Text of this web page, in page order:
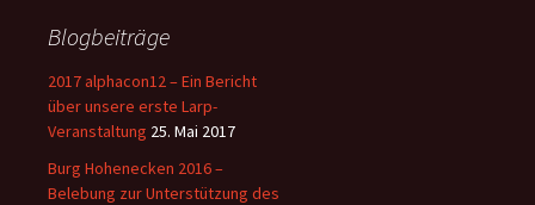
Blogbeiträge
2017 alphacon12 – Ein Bericht
über unsere erste Larp-
Veranstaltung 25. Mai 2017
Burg Hohenecken 2016 –
Belebung zur Unterstützung des